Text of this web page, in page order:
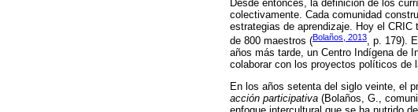
Desde entonces, la definición de los
colectivamente. Cada comunidad
estrategias de aprendizaje. Hoy el
de 800 maestros (Bolaños, 2013, p. 179).
años más tarde, un Centro Indígena de
colaborar con los proyectos políticos de
En los años setenta del siglo veinte, el
acción participativa (Bolaños, G.,